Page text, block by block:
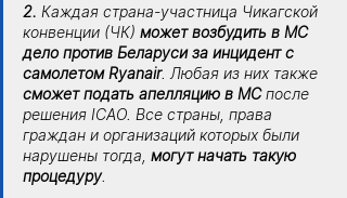
2. Каждая страна-участница Чикагской
конвенции (ЧК) может возбудить в МС
дело против Беларуси за инцидент с
самолетом Ryanair. Любая из них также
сможет подать апелляцию в МС после
решения ICAO. Все страны, права
граждан и организаций которых были
нарушены тогда, могут начать такую
процедуру.